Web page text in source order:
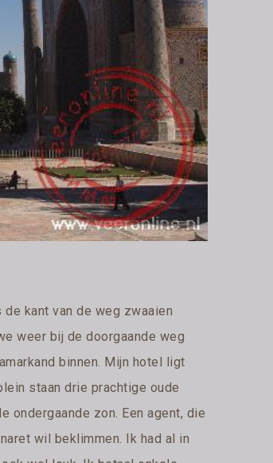
kant van de weg zwaaien
weer bij de doorgaande weg
binnen. Mijn hotel ligt
staan drie prachtige oude
ondergaande zon. Een agent, die
wil beklimmen. Ik had al in